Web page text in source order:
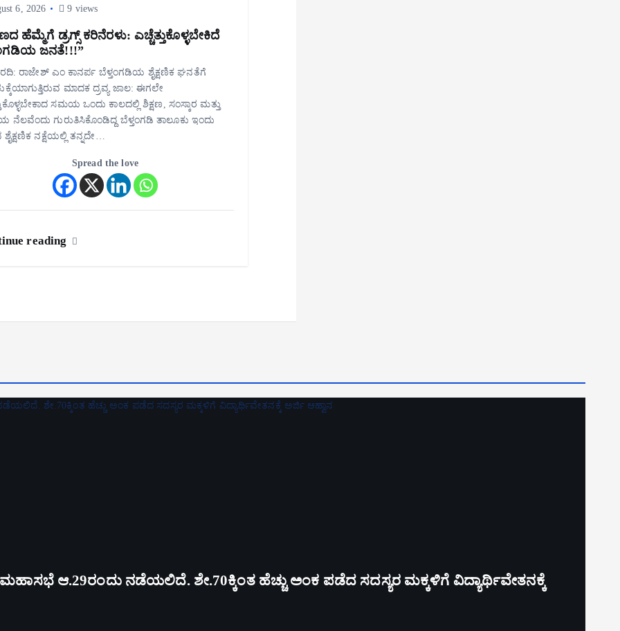
6, 2026
9 views
ಹೆಮ್ಮೆಗೆ ಡ್ರಗ್ಸ್ ಕರಿನೆರಳು: ಎಚ್ಚೆತ್ತುಕೊಳ್ಳಬೇಕಿದೆ
ಜನತೆ!!!”
ರಾಜೇಶ್ ಎಂ ಕಾನರ್ಪ ಬೆಳ್ತಂಗಡಿಯ ಶೈಕ್ಷಣಿಕ ಘನತೆಗೆ
ಮಾದಕ ದ್ರವ್ಯ ಜಾಲ: ಈಗಲೇ
ಸಮಯ ಒಂದು ಕಾಲದಲ್ಲಿ ಶಿಕ್ಷಣ, ಸಂಸ್ಕಾರ ಮತ್ತು
ನೆಲವೆಂದು ಗುರುತಿಸಿಕೊಂಡಿದ್ದ ಬೆಳ್ತಂಗಡಿ ತಾಲೂಕು ಇಂದು
ಶೈಕ್ಷಣಿಕ ನಕ್ಷೆಯಲ್ಲಿ ತನ್ನದೇ…
Spread the love
reading
ಆ.29ರಂದು ನಡೆಯಲಿದೆ. ಶೇ.70ಕ್ಕಿಂತ ಹೆಚ್ಚು ಅಂಕ ಪಡೆದ ಸದಸ್ಯರ ಮಕ್ಕಳಿಗೆ ವಿದ್ಯಾರ್ಥಿವೇತನಕ್ಕೆ